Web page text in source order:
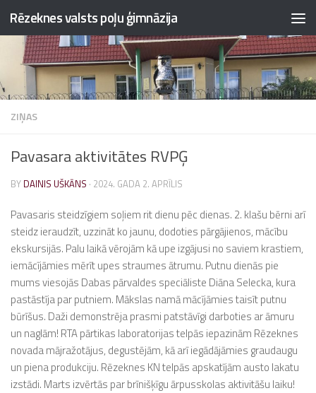
Skip to content
Rēzeknes valsts poļu ģimnāzija
ZIŅAS
Pavasara aktivitātes RVPĢ
BY DAINIS UŠKĀNS · 2024. GADA 2. APRĪLIS
Pavasaris steidzīgiem soļiem rit dienu pēc dienas. 2. klašu bērni arī
steidz ieraudzīt, uzzināt ko jaunu, dodoties pārgājienos, mācību
ekskursijās. Palu laikā vērojām kā upe izgājusi no saviem krastiem,
iemācījāmies mērīt upes straumes ātrumu. Putnu dienās pie
mums viesojās Dabas pārvaldes speciāliste Diāna Selecka, kura
pastāstīja par putniem. Mākslas namā mācījāmies taisīt putnu
būrīšus. Daži demonstrēja prasmi patstāvīgi darboties ar āmuru
un naglām! RTA pārtikas laboratorijas telpās iepazinām Rēzeknes
novada mājražotājus, degustējām, kā arī iegādājāmies graudaugu
un piena produkciju. Rēzeknes KN telpās apskatījām austo lakatu
izstādi. Marts izvērtās par brīnišķīgu ārpusskolas aktivitāšu laiku!